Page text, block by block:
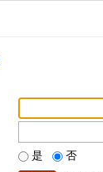
是
否